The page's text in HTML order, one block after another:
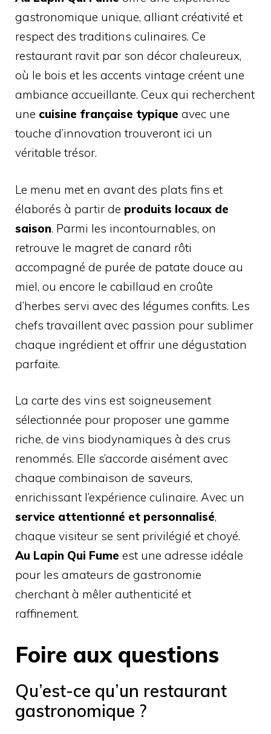
gastronomique unique, alliant créativité et
respect des traditions culinaires. Ce
restaurant ravit par son décor chaleureux,
où le bois et les accents vintage créent une
ambiance accueillante. Ceux qui recherchent
une cuisine française typique avec une
touche d’innovation trouveront ici un
véritable trésor.
Le menu met en avant des plats fins et
élaborés à partir de produits locaux de
saison. Parmi les incontournables, on
retrouve le magret de canard rôti
accompagné de purée de patate douce au
miel, ou encore le cabillaud en croûte
d’herbes servi avec des légumes confits. Les
chefs travaillent avec passion pour sublimer
chaque ingrédient et offrir une dégustation
parfaite.
La carte des vins est soigneusement
sélectionnée pour proposer une gamme
riche, de vins biodynamiques à des crus
renommés. Elle s’accorde aisément avec
chaque combinaison de saveurs,
enrichissant l’expérience culinaire. Avec un
service attentionné et personnalisé,
chaque visiteur se sent privilégié et choyé.
Au Lapin Qui Fume est une adresse idéale
pour les amateurs de gastronomie
cherchant à mêler authenticité et
raffinement.
Foire aux questions
Qu’est-ce qu’un restaurant
gastronomique ?